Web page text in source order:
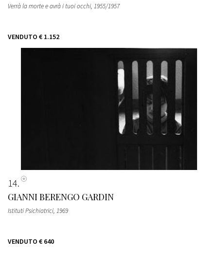
Verrà la morte e avrà i tuoi occhi, 1955/1957
VENDUTO € 1.152
14
GIANNI BERENGO GARDIN
Istituti Psichiatrici, 1969
VENDUTO € 640